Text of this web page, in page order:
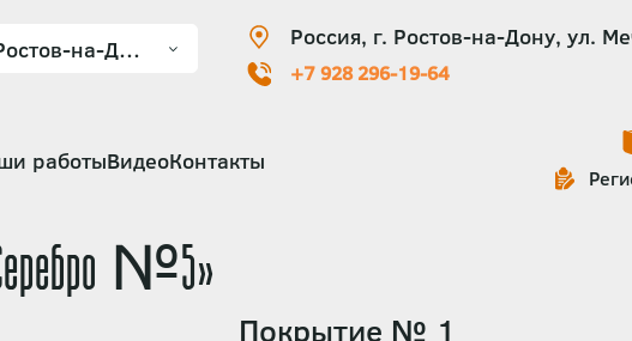
Россия, г. Ростов-на-Дону, ул.
+7 928 296-19-64
работыВидеоКонтакты
Серебро №5»
Покрытие № 1